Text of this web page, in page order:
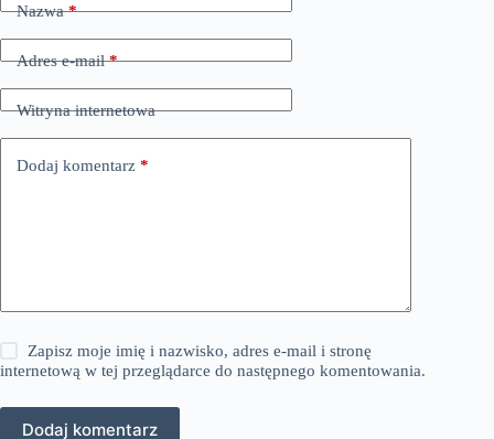
Nazwa*
Adres e-mail*
Witryna internetowa
Dodaj komentarz *
Zapisz moje imię i nazwisko, adres e-mail i stronę
internetową w tej przeglądarce do następnego komentowania.
Dodaj komentarz